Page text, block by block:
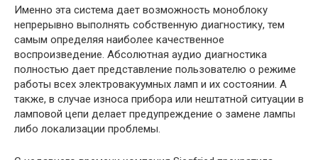
Именно эта система дает возможность моноблоку
непрерывно выполнять собственную диагностику, тем
самым определяя наиболее качественное
воспроизведение. Абсолютная аудио диагностика
полностью дает представление пользователю о режиме
работы всех электровакуумных ламп и их состоянии. А
также, в случае износа прибора или нештатной ситуации в
ламповой цепи делает предупреждение о замене лампы
либо локализации проблемы.